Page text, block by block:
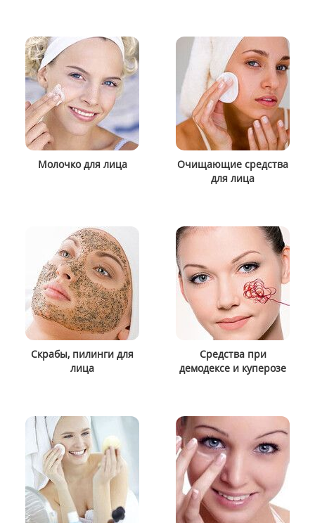
Молочко для лица
Очищающие средства
для лица
Скрабы, пилинги для
лица
Средства при
демодексе и куперозе